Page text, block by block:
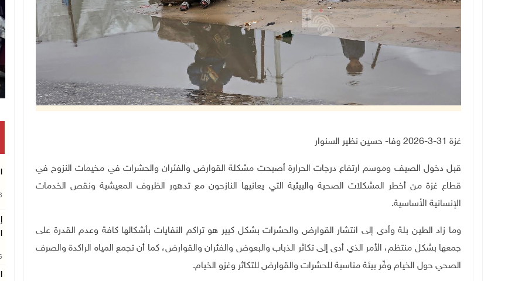
غزة 31-3-2026 وفا- حسين نظير السنوار
قبل دخول الصيف وموسم ارتفاع درجات الحرارة أصبحت مشكلة القوارض والفئران والحشرات في مخيمات النزوح في
قطاع غزة من أخطر المشكلات الصحية والبيئية التي يعانيها النازحون مع تدهور الظروف المعيشية ونقص الخدمات
الإنسانية الأساسية.
وما زاد الطين بلة وأدى إلى انتشار القوارض والحشرات بشكل كبير هو تراكم النفايات بأشكالها كافة وعدم القدرة على
جمعها بشكل منتظم، الأمر الذي أدى إلى تكاثر الذباب والبعوض والفئران والقوارض، كما أن تجمع المياه الراكدة والصرف
الصحي حول الخيام وفّر بيئة مناسبة للحشرات والقوارض للتكاثر وغزو الخيام.